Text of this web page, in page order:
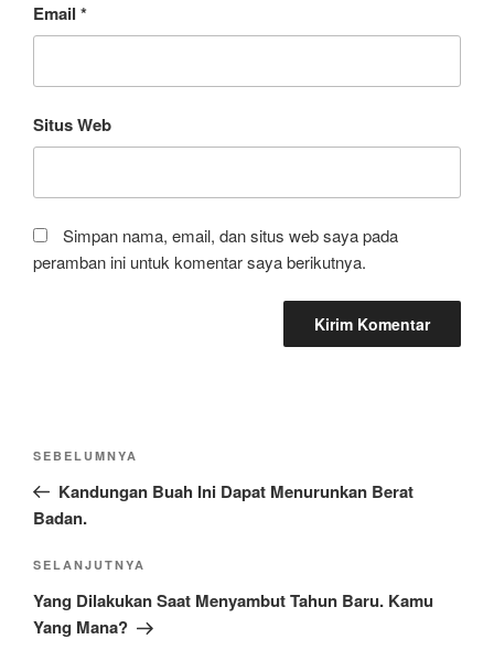
Email *
Situs Web
Simpan nama, email, dan situs web saya pada
peramban ini untuk komentar saya berikutnya.
Pos
Sebelumnya
SEBELUMNYA
Kandungan Buah Ini Dapat Menurunkan Berat
Badan.
Pos
Selanjutnya
SELANJUTNYA
Yang Dilakukan Saat Menyambut Tahun Baru. Kamu
Yang Mana?